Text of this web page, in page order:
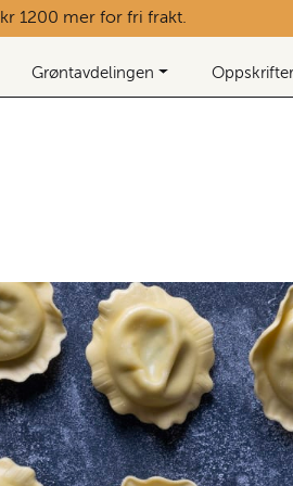
1200 mer for fri frakt.
Grøntavdelingen Oppskrifter